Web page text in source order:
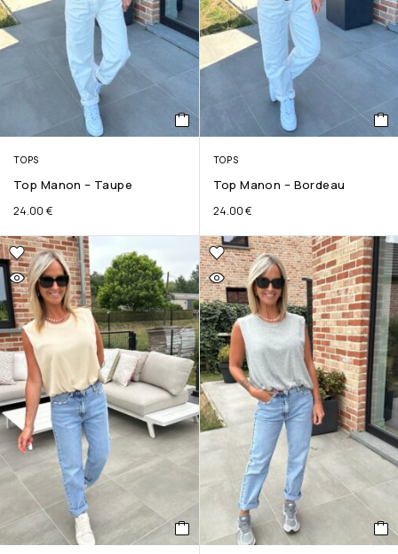
TOPS
Top Manon – Taupe
24.00 €
TOPS
Top Manon – Bordeau
24.00€